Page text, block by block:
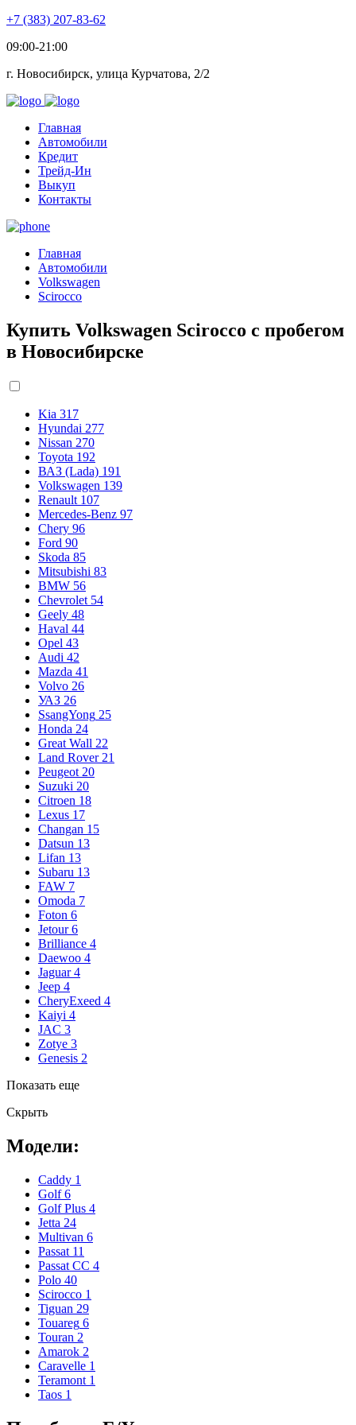
+7 (383) 207-83-62
09:00-21:00
г. Новосибирск, улица Курчатова, 2/2
Главная
Автомобили
Кредит
Трейд-Ин
Выкуп
Контакты
Главная
Автомобили
Volkswagen
Scirocco
Купить Volkswagen Scirocco с пробегом
в Новосибирске
Kia 317
Hyundai 277
Nissan 270
Toyota 192
ВАЗ (Lada) 191
Volkswagen 139
Renault 107
Mercedes-Benz 97
Chery 96
Ford 90
Skoda 85
Mitsubishi 83
BMW 56
Chevrolet 54
Geely 48
Haval 44
Opel 43
Audi 42
Mazda 41
Volvo 26
УАЗ 26
SsangYong 25
Honda 24
Great Wall 22
Land Rover 21
Peugeot 20
Suzuki 20
Citroen 18
Lexus 17
Changan 15
Datsun 13
Lifan 13
Subaru 13
FAW 7
Omoda 7
Foton 6
Jetour 6
Brilliance 4
Daewoo 4
Jaguar 4
Jeep 4
CheryExeed 4
Kaiyi 4
JAC 3
Zotye 3
Genesis 2
Показать еще
Скрыть
Модели:
Caddy 1
Golf 6
Golf Plus 4
Jetta 24
Multivan 6
Passat 11
Passat CC 4
Polo 40
Scirocco 1
Tiguan 29
Touareg 6
Touran 2
Amarok 2
Caravelle 1
Teramont 1
Taos 1